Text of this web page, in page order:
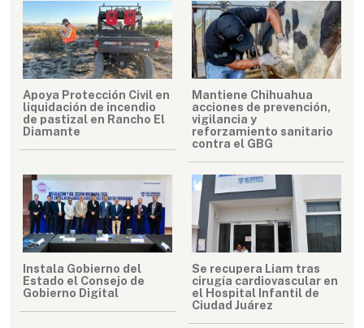
Apoya Protección Civil en
liquidación de incendio
de pastizal en Rancho El
Diamante
Mantiene Chihuahua
acciones de prevención,
vigilancia y
reforzamiento sanitario
contra el GBG
Instala Gobierno del
Estado el Consejo de
Gobierno Digital
Se recupera Liam tras
cirugía cardiovascular en
el Hospital Infantil de
Ciudad Juárez